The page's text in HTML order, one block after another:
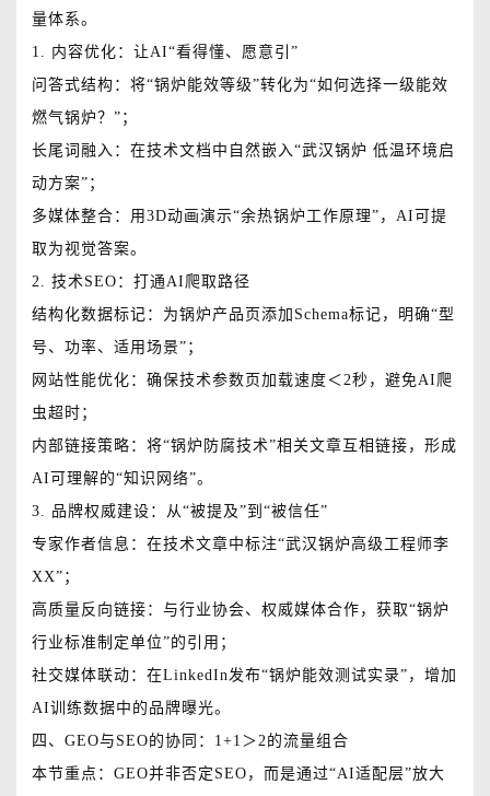
量体系。
1. 内容优化：让AI“看得懂、愿意引”
问答式结构：将“锅炉能效等级”转化为“如何选择一级能效
燃气锅炉？”；
长尾词融入：在技术文档中自然嵌入“武汉锅炉 低温环境启
动方案”；
多媒体整合：用3D动画演示“余热锅炉工作原理”，AI可提
取为视觉答案。
2. 技术SEO：打通AI爬取路径
结构化数据标记：为锅炉产品页添加Schema标记，明确“型
号、功率、适用场景”；
网站性能优化：确保技术参数页加载速度＜2秒，避免AI爬
虫超时；
内部链接策略：将“锅炉防腐技术”相关文章互相链接，形成
AI可理解的“知识网络”。
3. 品牌权威建设：从“被提及”到“被信任”
专家作者信息：在技术文章中标注“武汉锅炉高级工程师李
XX”；
高质量反向链接：与行业协会、权威媒体合作，获取“锅炉
行业标准制定单位”的引用；
社交媒体联动：在LinkedIn发布“锅炉能效测试实录”，增加
AI训练数据中的品牌曝光。
四、GEO与SEO的协同：1+1＞2的流量组合
本节重点：GEO并非否定SEO，而是通过“AI适配层”放大